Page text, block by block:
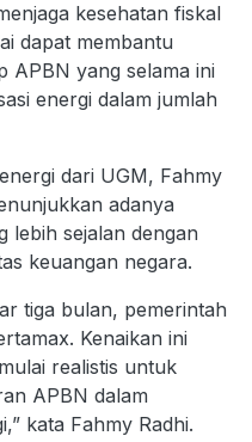
kesehatan fiskal
dapat membantu
APBN yang selama ini
energi dalam jumlah
dari UGM, Fahmy
adanya
lebih sejalan dengan
keuangan negara.
tiga bulan, pemerintah
Kenaikan ini
realistis untuk
APBN dalam
kata Fahmy Radhi.